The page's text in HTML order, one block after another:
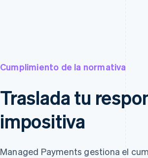
Cumplimiento de la normativa
Traslada tu
impositiva
Managed Payments gestiona el